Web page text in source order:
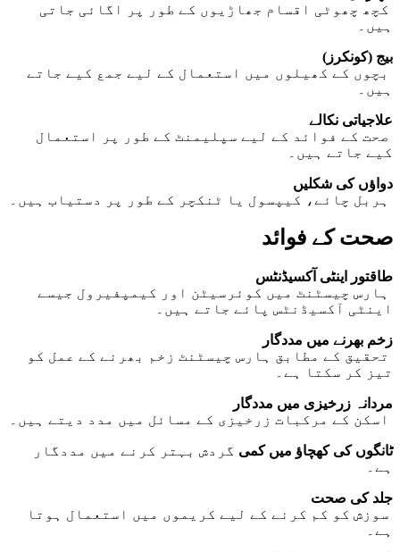
کچھ چھوٹی اقسام جھاڑیوں کے طور پر اگائی جاتی
ہیں۔
بیج (کونکرز)
بچوں کے کھیلوں میں استعمال کے لیے جمع کیے جاتے
ہیں۔
علاجیاتی نکالے
صحت کے فوائد کے لیے سپلیمنٹ کے طور پر استعمال
کیے جاتے ہیں۔
دواؤں کی شکلیں
ہربل چائے، کیپسول یا ٹنکچر کے طور پر دستیاب ہیں۔
صحت کے فوائد
طاقتور اینٹی آکسیڈنٹس
ہارس چیسٹنٹ میں کوئرسیٹن اور کیمپفیرول جیسے
اینٹی آکسیڈنٹس پائے جاتے ہیں۔
زخم بھرنے میں مددگار
تحقیق کے مطابق ہارس چیسٹنٹ زخم بھرنے کے عمل کو
تیز کر سکتا ہے۔
مردانہ زرخیزی میں مددگار
اسکن کے مرکبات زرخیزی کے مسائل میں مدد دیتے ہیں۔
ٹانگوں کی کھچاؤ میں کمی گردش بہتر کرنے میں مددگار
ہے۔
جلد کی صحت
سوزش کو کم کرنے کے لیے کریموں میں استعمال ہوتا
ہے۔